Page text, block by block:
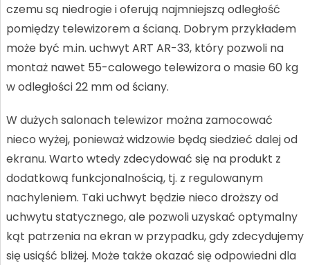
czemu są niedrogie i oferują najmniejszą odległość
pomiędzy telewizorem a ścianą. Dobrym przykładem
może być m.in. uchwyt ART AR-33, który pozwoli na
montaż nawet 55-calowego telewizora o masie 60 kg
w odległości 22 mm od ściany.
W dużych salonach telewizor można zamocować
nieco wyżej, ponieważ widzowie będą siedzieć dalej od
ekranu. Warto wtedy zdecydować się na produkt z
dodatkową funkcjonalnością, tj. z regulowanym
nachyleniem. Taki uchwyt będzie nieco droższy od
uchwytu statycznego, ale pozwoli uzyskać optymalny
kąt patrzenia na ekran w przypadku, gdy zdecydujemy
się usiąść bliżej. Może także okazać się odpowiedni dla